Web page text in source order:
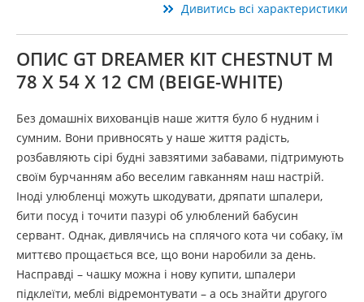
Дивитись всі характеристики
ОПИС GT DREAMER KIT CHESTNUT M
78 X 54 X 12 СМ (BEIGE-WHITE)
Без домашніх вихованців наше життя було б нудним і
сумним. Вони привносять у наше життя радість,
розбавляють сірі будні завзятими забавами, підтримують
своїм бурчанням або веселим гавканням наш настрій.
Іноді улюбленці можуть шкодувати, дряпати шпалери,
бити посуд і точити пазурі об улюблений бабусин
сервант. Однак, дивлячись на сплячого кота чи собаку, їм
миттєво прощається все, що вони наробили за день.
Насправді – чашку можна і нову купити, шпалери
підклеїти, меблі відремонтувати – а ось знайти другого